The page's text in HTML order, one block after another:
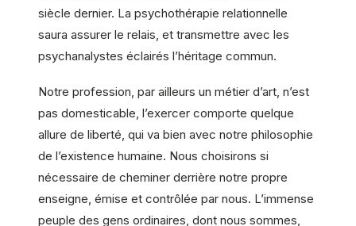
siècle dernier. La psychothérapie relationnelle
saura assurer le relais, et transmettre avec les
psychanalystes éclairés l’héritage commun.
Notre profession, par ailleurs un métier d’art, n’est
pas domesticable, l’exercer comporte quelque
allure de liberté, qui va bien avec notre philosophie
de l’existence humaine. Nous choisirons si
nécessaire de cheminer derrière notre propre
enseigne, émise et contrôlée par nous. L’immense
peuple des gens ordinaires, dont nous sommes,